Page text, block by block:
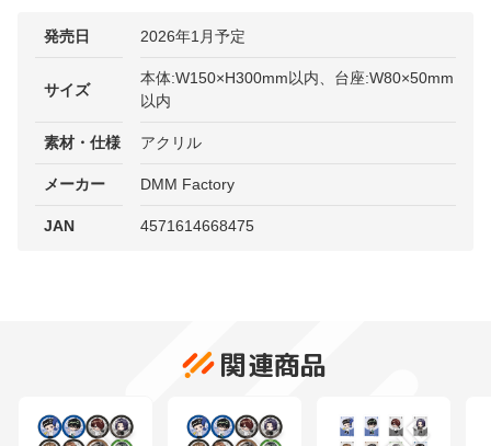
発売日 2026年1月予定
サイズ
本体:W150×H300mm以内、台座:W80×50mm
以内
素材・仕様 アクリル
メーカー DMM Factory
JAN 4571614668475
関連商品